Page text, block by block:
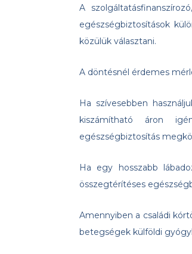
A
egészségbiztosítások
közülük választani.
A döntésnél érdemes
Ha szívesebben
kiszámítható áron
egészségbiztosítás
Ha egy hosszabb
összegtérítéses
Amennyiben a családi
betegségek külföldi